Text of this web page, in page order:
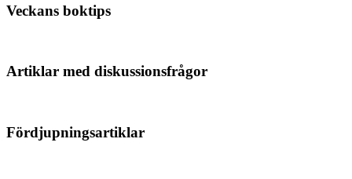
Veckans boktips
Artiklar med diskussionsfrågor
Fördjupningsartiklar